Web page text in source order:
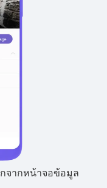
จากหน้าจอข้อมูล